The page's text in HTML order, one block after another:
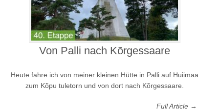
Von Palli nach Kõrgessaare
Heute fahre ich von meiner kleinen Hütte in Palli auf Huiimaa
zum Kõpu tuletorn und von dort nach Kõrgessaare.
Full Article →